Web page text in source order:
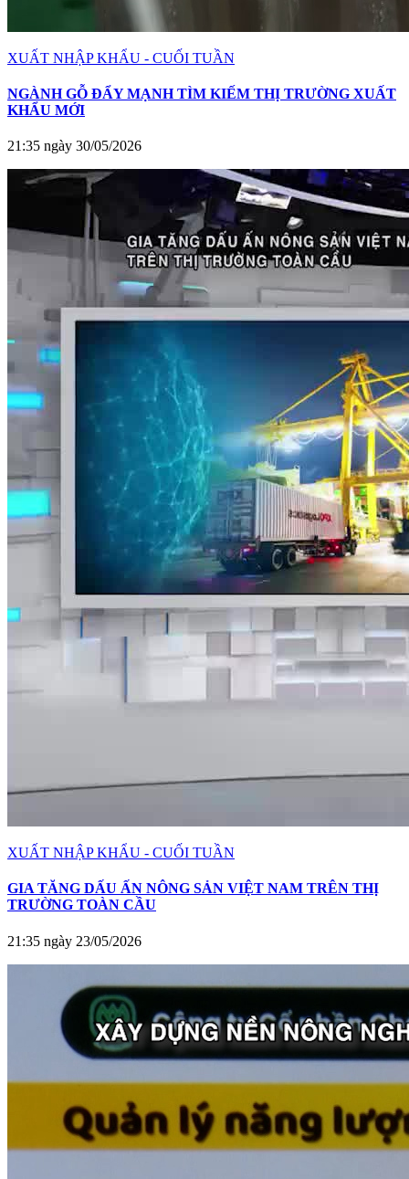
XUẤT NHẬP KHẨU - CUỐI TUẦN
NGÀNH GỖ ĐẨY MẠNH TÌM KIẾM THỊ TRƯỜNG XUẤT
KHẨU MỚI
21:35 ngày 30/05/2026
XUẤT NHẬP KHẨU - CUỐI TUẦN
GIA TĂNG DẤU ẤN NÔNG SẢN VIỆT NAM TRÊN THỊ
TRƯỜNG TOÀN CẦU
21:35 ngày 23/05/2026